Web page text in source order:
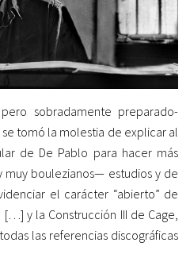
sobradamente preparado-
tomó la molestia de explicar al
de De Pablo para hacer más
muy boulezianos— estudios y de
el carácter “abierto” de
y la Construcción III de Cage,
las referencias discográficas